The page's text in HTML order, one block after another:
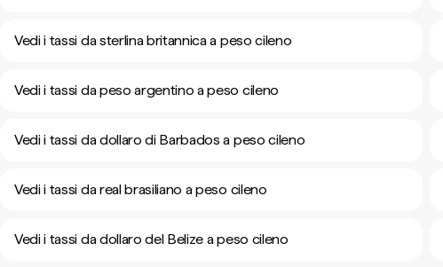
Vedi i tassi da sterlina britannica a peso cileno
Vedi i tassi da peso argentino a peso cileno
Vedi i tassi da dollaro di Barbados a peso cileno
Vedi i tassi da real brasiliano a peso cileno
Vedi i tassi da dollaro del Belize a peso cileno